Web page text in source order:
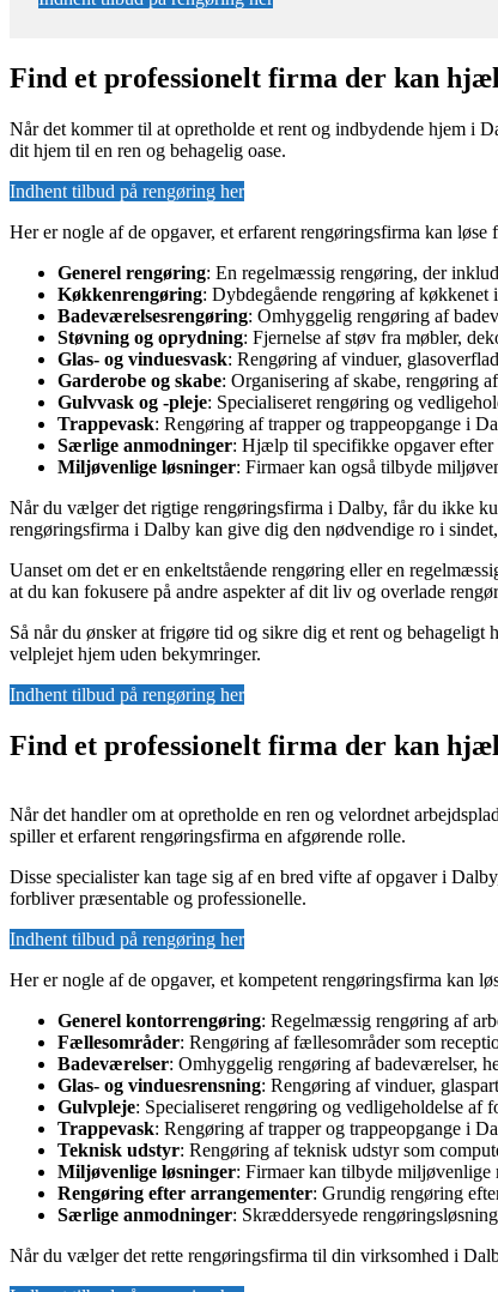
Find et professionelt firma der kan
Når det kommer til at opretholde et rent og indbydende hjem i
dit hjem til en ren og behagelig oase.
Indhent tilbud på rengøring her
Her er nogle af de opgaver, et erfarent rengøringsfirma kan
Generel rengøring: En regelmæssig rengøring, der
Køkkenrengøring: Dybdegående rengøring af
Badeværelsesrengøring: Omhyggelig rengøring af
Støvning og oprydning: Fjernelse af støv fra møbler,
Glas- og vinduesvask: Rengøring af vinduer,
Garderobe og skabe: Organisering af skabe, rengøring
Gulvvask og -pleje: Specialiseret rengøring og
Trappevask: Rengøring af trapper og trappeopgange i
Særlige anmodninger: Hjælp til specifikke opgaver efter
Miljøvenlige løsninger: Firmaer kan også tilbyde
Når du vælger det rigtige rengøringsfirma i Dalby, får du ikke
rengøringsfirma i Dalby kan give dig den nødvendige ro i
Uanset om det er en enkeltstående rengøring eller en
at du kan fokusere på andre aspekter af dit liv og overlade
Så når du ønsker at frigøre tid og sikre dig et rent og
velplejet hjem uden bekymringer.
Indhent tilbud på rengøring her
Find et professionelt firma der kan
Når det handler om at opretholde en ren og velordnet
spiller et erfarent rengøringsfirma en afgørende rolle.
Disse specialister kan tage sig af en bred vifte af opgaver i
forbliver præsentable og professionelle.
Indhent tilbud på rengøring her
Her er nogle af de opgaver, et kompetent rengøringsfirma kan
Generel kontorrengøring: Regelmæssig rengøring af
Fællesområder: Rengøring af fællesområder som
Badeværelser: Omhyggelig rengøring af badeværelser,
Glas- og vinduesrensning: Rengøring af vinduer,
Gulvpleje: Specialiseret rengøring og vedligeholdelse
Trappevask: Rengøring af trapper og trappeopgange i
Teknisk udstyr: Rengøring af teknisk udstyr som
Miljøvenlige løsninger: Firmaer kan tilbyde miljøvenlige
Rengøring efter arrangementer: Grundig rengøring
Særlige anmodninger: Skræddersyede
Når du vælger det rette rengøringsfirma til din virksomhed i